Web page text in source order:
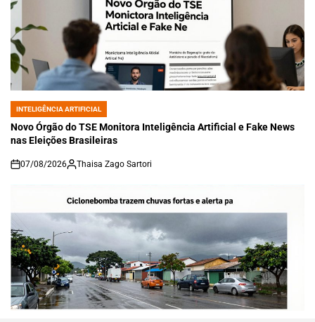
POSTED
IN
INTELIGÊNCIA ARTIFICIAL
Novo Órgão do TSE Monitora Inteligência Artificial e Fake News
nas Eleições Brasileiras
on
07/08/2026 Thaisa Zago Sartori